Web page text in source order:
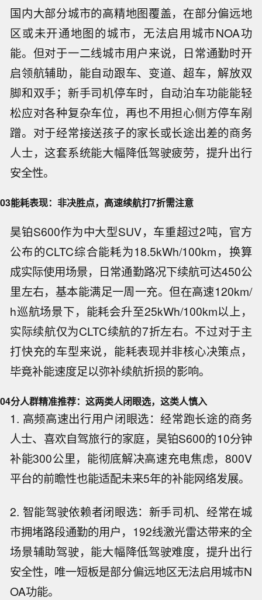
国内大部分城市的高精地图覆盖，在部分偏远地
区或未开通地图的城市，无法启用城市NOA功
能。但对于一二线城市用户来说，日常通勤时开
启领航辅助，能自动跟车、变道、超车，解放双
脚和双手；新手司机停车时，自动泊车功能能轻
松应对各种复杂车位，再也不用担心侧方停车剐
蹭。对于经常接送孩子的家长或长途出差的商务
人士，这套系统能大幅降低驾驶疲劳，提升出行
安全性。
03能耗表现：非决胜点，高速续航打7折需注意
昊铂S600作为中大型SUV，车重超过2吨，官方
公布的CLTC综合能耗为18.5kWh/100km，换算
成实际使用场景，日常通勤路况下续航可达450公
里左右，基本能满足一周一充。但在高速120km/
h巡航场景下，能耗会升至25kWh/100km以上，
实际续航仅为CLTC续航的7折左右。不过对于主
打快充的车型来说，能耗表现并非核心决策点，
毕竟补能速度足以弥补续航折损的影响。
04分人群精准推荐：这两类人闭眼选，这类人慎入
1. 高频高速出行用户闭眼选：经常跑长途的商务
人士、喜欢自驾旅行的家庭，昊铂S600的10分钟
补能300公里，能彻底解决高速充电焦虑，800V
平台的前瞻性也能适配未来5年的补能网络发展。
2. 智能驾驶依赖者闭眼选：新手司机、经常在城
市拥堵路段通勤的用户，192线激光雷达带来的全
场景辅助驾驶，能大幅降低驾驶难度，提升出行
安全性，唯一短板是部分偏远地区无法启用城市N
OA功能。